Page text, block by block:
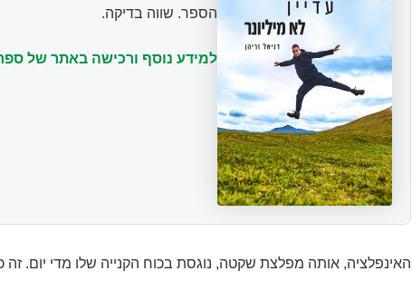
הספר. שווה בדיקה.
למידע נוסף ורכישה באתר של
האינפלציה, אותה מפלצת שקטה, נוגסת בכוח הקנייה שלו מדי יום. זה